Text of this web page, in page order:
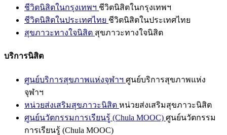
ชีวิตนิสิตในกรุงเทพฯ ชีวิตนิสิตในกรุงเทพฯ
ชีวิตนิสิตในประเทศไทย ชีวิตนิสิตในประเทศไทย
สุขภาวะทางใจนิสิต สุขภาวะทางใจนิสิต
บริการนิสิต
ศูนย์บริการสุขภาพแห่งจุฬาฯ ศูนย์บริการสุขภาพแห่ง
จุฬาฯ
หน่วยส่งเสริมสุขภาวะนิสิต หน่วยส่งเสริมสุขภาวะนิสิต
ศูนย์นวัตกรรมการเรียนรู้ (Chula MOOC) ศูนย์นวัตกรรม
การเรียนรู้ (Chula MOOC)